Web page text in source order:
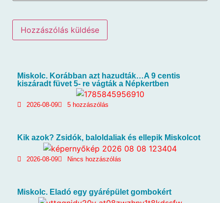
Miskolc. Korábban azt hazudták…A 9 centis
kiszáradt füvet 5- re vágták a Népkertben
2026-08-09 5 hozzászólás
Kik azok? Zsidók, baloldaliak és ellepik Miskolcot
2026-08-09 Nincs hozzászólás
Miskolc. Eladó egy gyárépület gombokért